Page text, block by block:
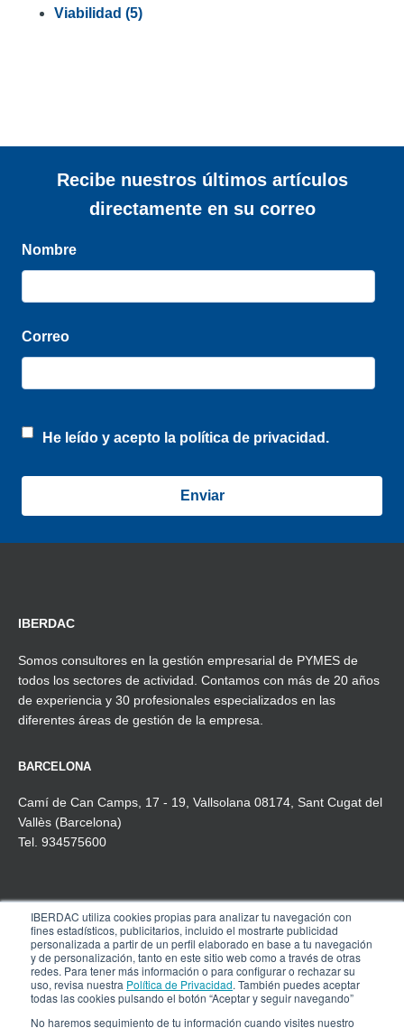
IBERDAC utiliza cookies propias para analizar tu navegación con
fines estadísticos, publicitarios, incluido el mostrarte publicidad
personalizada a partir de un perfil elaborado en base a tu navegación
y de personalización, tanto en este sitio web como a través de otras
redes. Para tener más información o para configurar o rechazar su
uso, revisa nuestra Política de Privacidad. También puedes aceptar
todas las cookies pulsando el botón “Aceptar y seguir navegando”
No haremos seguimiento de tu información cuando visites nuestro
Viabilidad (5)
Recibe nuestros últimos artículos
directamente en su correo
Nombre
Correo
He leído y acepto la política de privacidad.
IBERDAC
Somos consultores en la gestión empresarial de PYMES de
todos los sectores de actividad. Contamos con más de 20 años
de experiencia y 30 profesionales especializados en las
diferentes áreas de gestión de la empresa.
BARCELONA
Camí de Can Camps, 17 - 19, Vallsolana 08174, Sant Cugat del
Vallès (Barcelona)
Tel. 934575600
MADRID
Pº de la Castellana, 91, 4º-1ª
28046 Madrid
Tel. 910 608 737